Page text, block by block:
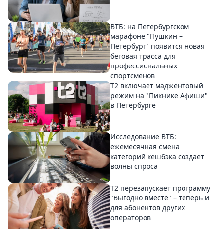
ВТБ: на Петербургском
марафоне "Пушкин –
Петербург" появится новая
беговая трасса для
профессиональных
спортсменов
Т2 включает маджентовый
режим на "Пикнике Афиши"
в Петербурге
Исследование ВТБ:
ежемесячная смена
категорий кешбэка создает
волны спроса
Т2 перезапускает программу
"Выгодно вместе" – теперь и
для абонентов других
операторов